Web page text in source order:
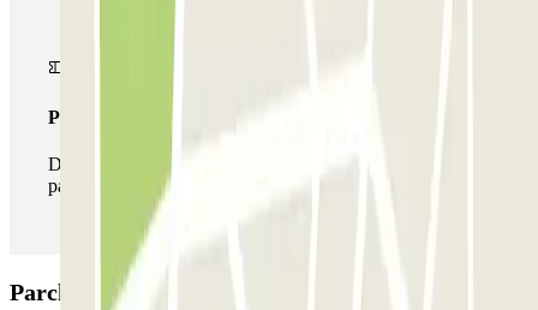
Pass illlimitato
Durante il tuo soggiorno potrai entrare e uscire dal
parcheggio tutte le volte che vorrai.
Parcheggio Jardin du Luxembourg - Port Royal